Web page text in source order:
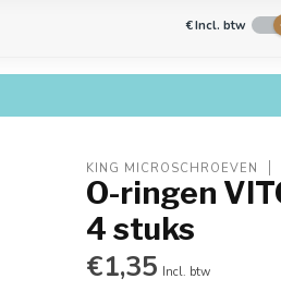
€Incl. btw
KING MICROSCHROEVEN
O-ringen
4 stuks
€1,35 Incl. btw